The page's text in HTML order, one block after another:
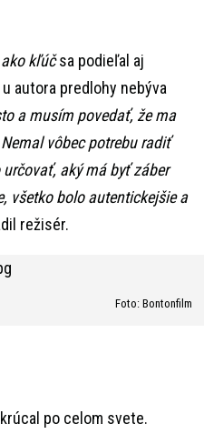
kľúčsa podieľal aj
autora predlohy nebýva
a musím povedať, že ma
vôbec potrebu radiť
aký má byť záber
všetko bolo autentickejšie a
režisér.
Foto: Bontonfilm
po celom svete.